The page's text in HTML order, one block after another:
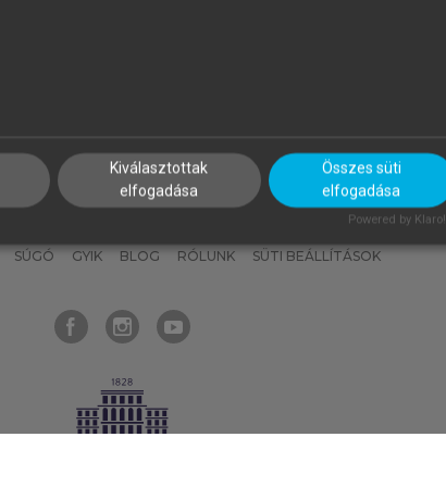
MI – ÁLTALÁNOS IRÁNYELVEK
SÚGÓ GYIK BLOG RÓLUNK SÜTI BEÁLLÍTÁSOK
Kiválasztottak
elfogadása
Összes süti
elfogadása
Powered by Klaro!